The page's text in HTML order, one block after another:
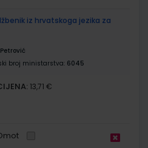
iz hrvatskoga jezika za
broj ministarstva: 6045
13,71 €